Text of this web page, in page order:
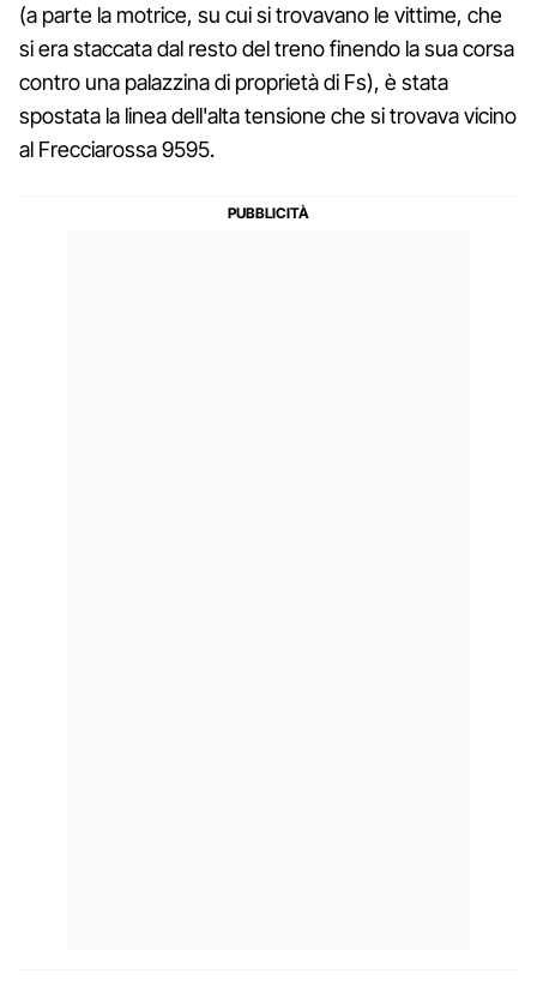
(a parte la motrice, su cui si trovavano le vittime, che
si era staccata dal resto del treno finendo la sua corsa
contro una palazzina di proprietà di Fs), è stata
spostata la linea dell'alta tensione che si trovava vicino
al Frecciarossa 9595.